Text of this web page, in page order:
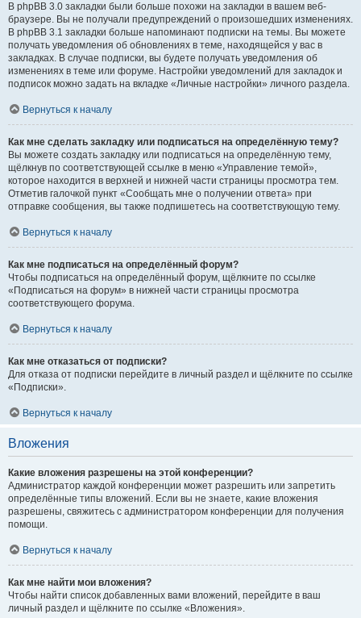
В phpBB 3.0 закладки были больше похожи на закладки в вашем веб-
браузере. Вы не получали предупреждений о произошедших изменениях.
В phpBB 3.1 закладки больше напоминают подписки на темы. Вы можете
получать уведомления об обновлениях в теме, находящейся у вас в
закладках. В случае подписки, вы будете получать уведомления об
изменениях в теме или форуме. Настройки уведомлений для закладок и
подписок можно задать на вкладке «Личные настройки» личного раздела.
Вернуться к началу
Как мне сделать закладку или подписаться на определённую тему?
Вы можете создать закладку или подписаться на определённую тему,
щёлкнув по соответствующей ссылке в меню «Управление темой»,
которое находится в верхней и нижней части страницы просмотра тем.
Отметив галочкой пункт «Сообщать мне о получении ответа» при
отправке сообщения, вы также подпишетесь на соответствующую тему.
Вернуться к началу
Как мне подписаться на определённый форум?
Чтобы подписаться на определённый форум, щёлкните по ссылке
«Подписаться на форум» в нижней части страницы просмотра
соответствующего форума.
Вернуться к началу
Как мне отказаться от подписки?
Для отказа от подписки перейдите в личный раздел и щёлкните по ссылке
«Подписки».
Вернуться к началу
Вложения
Какие вложения разрешены на этой конференции?
Администратор каждой конференции может разрешить или запретить
определённые типы вложений. Если вы не знаете, какие вложения
разрешены, свяжитесь с администратором конференции для получения
помощи.
Вернуться к началу
Как мне найти мои вложения?
Чтобы найти список добавленных вами вложений, перейдите в ваш
личный раздел и щёлкните по ссылке «Вложения».